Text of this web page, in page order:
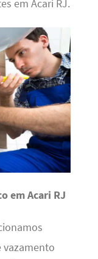
em Acari RJ.
em Acari RJ